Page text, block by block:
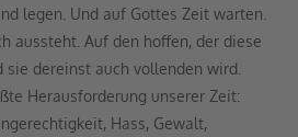
legen. Und auf Gottes Zeit warten.
aussteht. Auf den hoffen, der diese
dereinst auch vollenden wird.
Herausforderung unserer Zeit:
Hass, Gewalt,